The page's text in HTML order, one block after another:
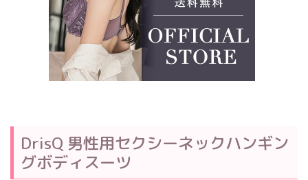
DrisQ 男性用セクシーネックハンギン
グボディスーツ